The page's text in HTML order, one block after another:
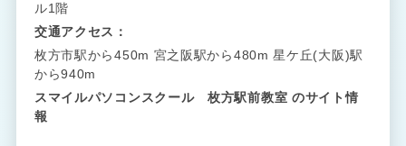
ル1階
交通アクセス：
枚方市駅から450m 宮之阪駅から480m 星ケ丘(大阪)駅
から940m
スマイルパソコンスクール 枚方駅前教室 のサイト情
報